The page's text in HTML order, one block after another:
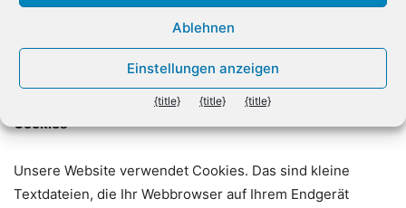
Einzelheiten zum Umgang mit Nutzerdaten finden Sie in
der Datenschutzerklärung von Vimeo unter:
https://vimeo.com/privacy.
Cookies
Unsere Website verwendet Cookies. Das sind kleine
Textdateien, die Ihr Webbrowser auf Ihrem Endgerät
Ablehnen
Einstellungen anzeigen
{title} {title} {title}